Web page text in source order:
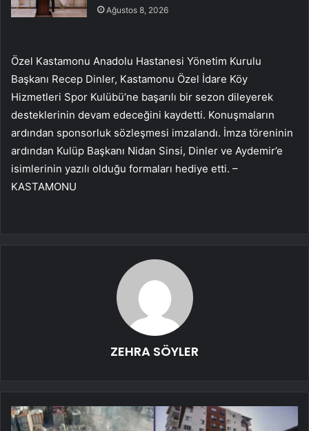
Ağustos 8, 2026
Özel Kastamonu Anadolu Hastanesi Yönetim Kurulu
Başkanı Recep Dinler, Kastamonu Özel İdare Köy
Hizmetleri Spor Kulübü’ne başarılı bir sezon dileyerek
desteklerinin devam edeceğini kaydetti. Konuşmaların
ardından sponsorluk sözleşmesi imzalandı. İmza töreninin
ardından Kulüp Başkanı Nidan Sinsi, Dinler ve Aydemir’e
isimlerinin yazılı olduğu formaları hediye etti. –
KASTAMONU
ZEHRA SÖYLER